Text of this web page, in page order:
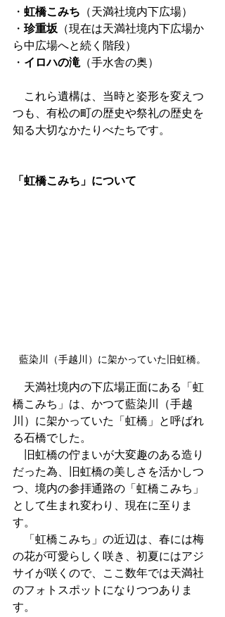
・ 虹橋こみち （天満社境内下広場）
・ 珍重坂 （現在は天満社境内下広場か
ら中広場へと続く階段）
・ イロハの滝（手水舎の奥）
これら遺構は、当時と姿形を変えつ
つも、有松の町の歴史や祭礼の歴史を
知る大切なかたりべたちです。
「虹橋こみち」について
藍染川（手越川）に架かっていた旧虹橋。
天満社境内の下広場正面にある「虹
橋こみち」は、かつて藍染川（手越
川）に架かっていた「虹橋」と呼ばれ
る石橋でした。
旧虹橋の佇まいが大変趣のある造り
だった為、旧虹橋の美しさを活かしつ
つ、境内の参拝通路の「虹橋こみち」
として生まれ変わり、現在に至りま
す。
「虹橋こみち」の近辺は、春には梅
の花が可愛らしく咲き、初夏にはアジ
サイが咲くので、ここ数年では天満社
のフォトスポットになりつつありま
す。